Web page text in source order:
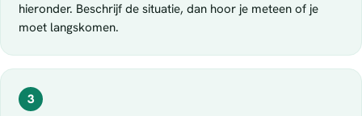
hieronder. Beschrijf de situatie, dan hoor je meteen of je
moet langskomen.
3